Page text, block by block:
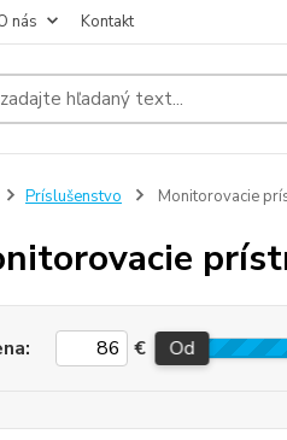
nás Kontakt
Príslušenstvo Monitorovacie
€ Od